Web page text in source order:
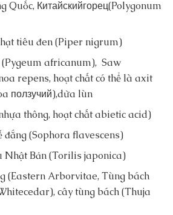
Quốc, Китайскийгорец(Polygonum
tiêu đen (Piper nigrum)
africanum), Saw
repens, hoạt chất có thể là axit
ползучий),dừa lùn
thông, hoạt chất abietic acid)
đắng (Sophora flavescens)
Nhật Bản (Torilis japonica)
(Eastern Arborvitae, Tùng bách
cây tùng bách (Thuja